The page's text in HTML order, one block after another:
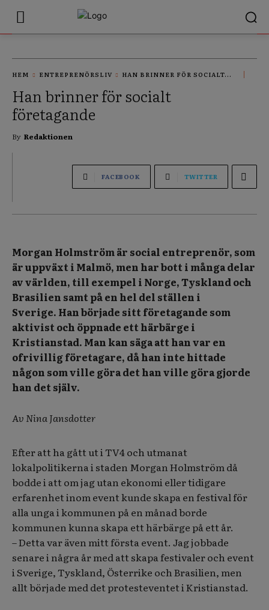
HEM ENTREPRENÖRSLIV HAN BRINNER FÖR SOCIALT...
Han brinner för socialt
företagande
By Redaktionen
FACEBOOK TWITTER
Morgan Holmström är social entreprenör, som
är uppväxt i Malmö, men har bott i många delar
av världen, till exempel i Norge, Tyskland och
Brasilien samt på en hel del ställen i
Sverige. Han började sitt företagande som
aktivist och öppnade ett härbärge i
Kristianstad. Man kan säga att han var en
ofrivillig företagare, då han inte hittade
någon som ville göra det han ville göra gjorde
han det själv.
Av Nina Jansdotter
Efter att ha gått ut i TV4 och utmanat
lokalpolitikerna i staden Morgan Holmström då
bodde i att om jag utan ekonomi eller tidigare
erfarenhet inom event kunde skapa en festival för
alla unga i kommunen på en månad borde
kommunen kunna skapa ett härbärge på ett år.
– Detta var även mitt första event. Jag jobbade
senare i några år med att skapa festivaler och event
i Sverige, Tyskland, Österrike och Brasilien, men
allt började med det protesteventet i Kristianstad.